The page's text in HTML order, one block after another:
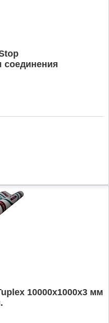
соединения
10000x1000x3 мм